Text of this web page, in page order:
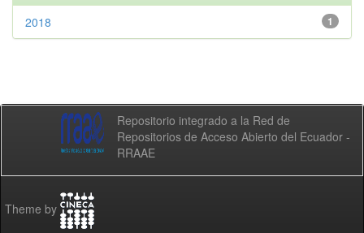
1
2018
Repositorio integrado a la Red de
Repositorios de Acceso Abierto del Ecuador -
RRAAE
Theme by